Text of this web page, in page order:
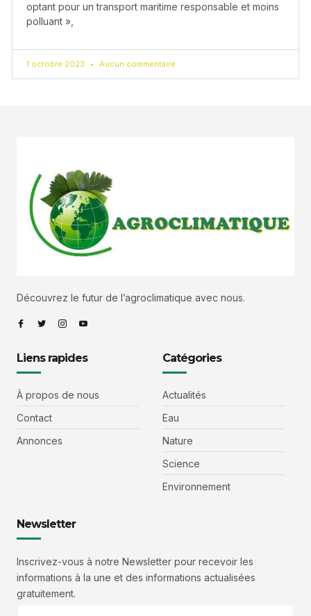
optant pour un transport maritime responsable et moins
polluant »,
1 octobre 2023 Aucun commentaire
Découvrez le futur de l’agroclimatique avec nous.
Liens rapides
À propos de nous
Contact
Annonces
Catégories
Actualités
Eau
Nature
Science
Environnement
Newsletter
Inscrivez-vous à notre Newsletter pour recevoir les
informations à la une et des informations actualisées
gratuitement.